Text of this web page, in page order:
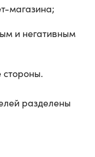
магазина;
и негативным
стороны.
разделены